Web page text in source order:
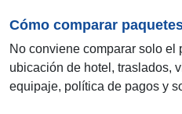
Cómo comparar
No conviene comparar solo el
ubicación de hotel, traslados,
equipaje, política de pagos y